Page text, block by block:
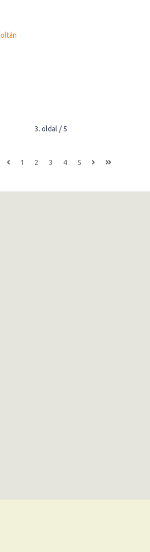
3. oldal / 5
1 2 3 4 5